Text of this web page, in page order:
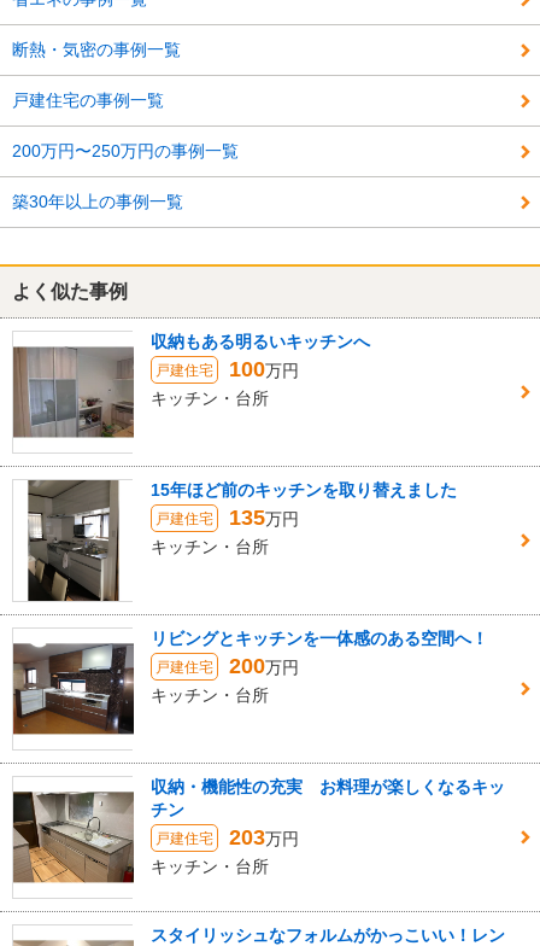
断熱・気密の事例一覧
戸建住宅の事例一覧
200万円〜250万円の事例一覧
築30年以上の事例一覧
よく似た事例
収納もある明るいキッチンへ
戸建住宅 100万円
キッチン・台所
15年ほど前のキッチンを取り替えました
戸建住宅 135万円
キッチン・台所
リビングとキッチンを一体感のある空間へ！
戸建住宅 200万円
キッチン・台所
収納・機能性の充実 お料理が楽しくなるキッ
チン
戸建住宅 203万円
キッチン・台所
スタイリッシュなフォルムがかっこいい！レン